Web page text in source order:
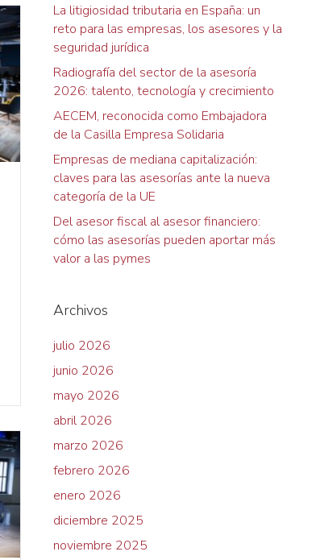
La litigiosidad tributaria en España: un
reto para las empresas, los asesores y la
seguridad jurídica
Radiografía del sector de la asesoría
2026: talento, tecnología y crecimiento
AECEM, reconocida como Embajadora
de la Casilla Empresa Solidaria
Empresas de mediana capitalización:
claves para las asesorías ante la nueva
categoría de la UE
Del asesor fiscal al asesor financiero:
cómo las asesorías pueden aportar más
valor a las pymes
Archivos
julio 2026
junio 2026
mayo 2026
abril 2026
marzo 2026
febrero 2026
enero 2026
diciembre 2025
noviembre 2025